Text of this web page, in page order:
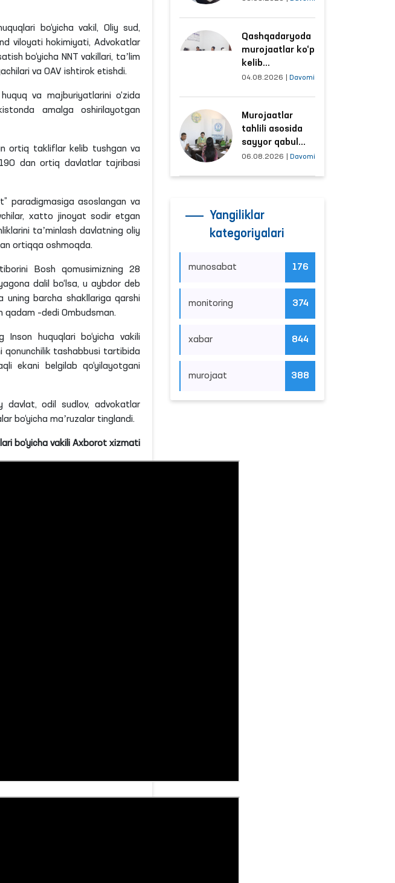
bo‘yicha vakil, Oliy sud,
viloyati hokimiyati, Advokatlar
bo‘yicha NNT vakillari, taʼlim
va OAV ishtirok etishdi.
va majburiyatlarini o‘zida
amalga oshirilayotgan
ortiq takliflar kelib tushgan va
dan ortiq davlatlar tajribasi
paradigmasiga asoslangan va
xatto jinoyat sodir etgan
taʼminlash davlatning oliy
ortiqqa oshmoqda.
Bosh qomusimizning 28
dalil bo‘lsa, u aybdor deb
uning barcha shakllariga qarshi
qadam –dedi Ombudsman.
Inson huquqlari bo‘yicha vakili
qonunchilik tashabbusi tartibida
ekani belgilab qo‘yilayotgani
davlat, odil sudlov, advokatlar
bo‘yicha maʼruzalar tinglandi.
bo‘yicha vakili Axborot xizmati
sharoitlar
yaxshilandi
Qashqadaryoda
murojaatlar ko‘p
kelib
tushayotgan
yo‘lga qo‘yildi
04.08.2026 Davomi
Murojaatlar
tahlili asosida
sayyor qabul
o‘tkaziladigan
06.08.2026 Davomi
Yangiliklar
kategoriyalari
munosabat 176
monitoring 374
xabar 844
murojaat 388